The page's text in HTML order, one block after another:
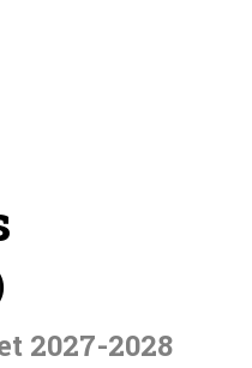
2027-2028